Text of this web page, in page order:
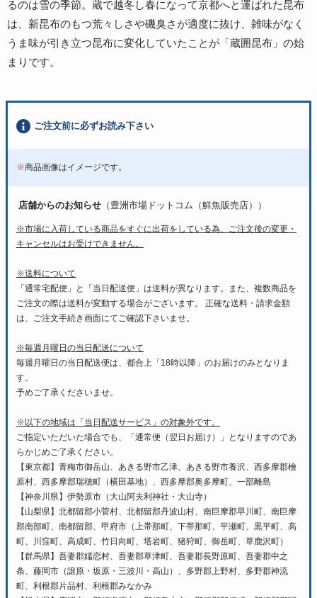
るのは雪の季節。蔵で越冬し春になって京都へと運ばれた昆布
は、新昆布のもつ荒々しさや磯臭さが適度に抜け、雑味がなく
うま味が引き立つ昆布に変化していたことが「蔵囲昆布」の始
まりです。
ご注文前に必ずお読み下さい
※商品画像はイメージです。
店舗からのお知らせ （豊洲市場ドットコム（鮮魚販売店））
※市場に入荷している商品をすぐに出荷をしている為、ご注文後の変更・
キャンセルはお受けできません。
※送料について
「通常宅配便」と「当日配送便」は送料が異なります。また、複数商品を
ご注文の際は送料が変動する場合がございます。 正確な送料・請求金額
は、ご注文手続き画面にてご確認下さいませ。
※毎週月曜日の当日配送について
毎週月曜日の当日配送便は、都合上「18時以降」のお届けのみとなりま
す。
予めご了承くださいませ。
※以下の地域は「当日配送サービス」の対象外です。
ご指定いただいた場合でも、「通常便（翌日お届け）」となりますのであ
らかじめご了承ください。
【東京都】青梅市御岳山、あきる野市乙津、あきる野市養沢、西多摩郡檜
原村、西多摩郡瑞穂町（横田基地）、西多摩郡奥多摩町、一部離島
【神奈川県】伊勢原市（大山阿夫利神社・大山寺）
【山梨県】北都留郡小菅村、北都留郡丹波山村、南巨摩郡早川町、南巨摩
郡南部町、南都留郡、甲府市（上帯那町、下帯那町、平瀬町、黒平町、高
町、川窪町、高成町、竹日向町、塔岩町、猪狩町、御岳町、草鹿沢町）
【群馬県】吾妻郡嬬恋村、吾妻郡草津町、吾妻郡長野原町、吾妻郡中之
条、藤岡市（譲原・坂原・三波川・高山）、多野郡上野村、多野郡神流
町、利根郡片品村、利根郡みなかみ